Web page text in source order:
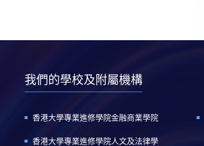
我們的學校及附屬機構
香港大學專業進修學院金融商業學院
香港大學專業進修學院人文及法律學